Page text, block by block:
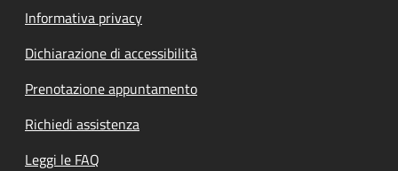
Informativa privacy
Dichiarazione di accessibilità
Prenotazione appuntamento
Richiedi assistenza
Leggi le FAQ